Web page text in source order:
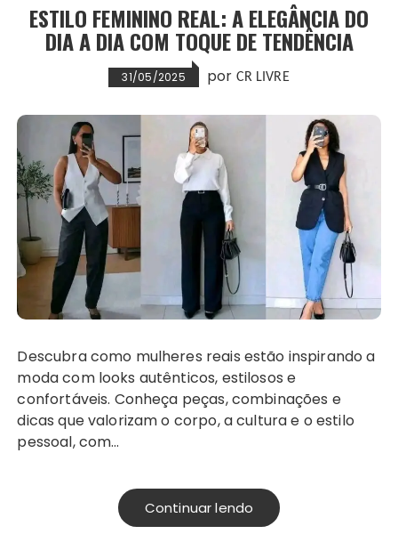
ESTILO FEMININO REAL: A ELEGÂNCIA DO
DIA A DIA COM TOQUE DE TENDÊNCIA
31/05/2025 por CR LIVRE
Descubra como mulheres reais estão inspirando a
moda com looks autênticos, estilosos e
confortáveis. Conheça peças, combinações e
dicas que valorizam o corpo, a cultura e o estilo
pessoal, com…
Continuar lendo